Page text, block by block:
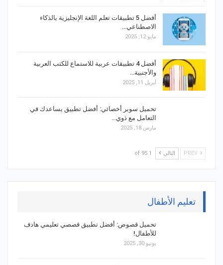
أفضل 5 تطبيقات تعلم اللغة الإنجليزية بالذكاء
الاصطناعي…
مايو 12, 2025
أفضل 4 تطبيقات عربية للاستماع للكتب العربية
والأجنبية…
أبريل 11, 2025
تحميل سوبر أخصائي: أفضل تطبيق يساعدك في
التعامل مع ذوي…
مارس 18, 2025
التالي 1 of 95
تعليم الأطفال
تحميل قصوص: أفضل تطبيق قصصي تعليمي هادف
للأطفال!
يونيو 30, 2025